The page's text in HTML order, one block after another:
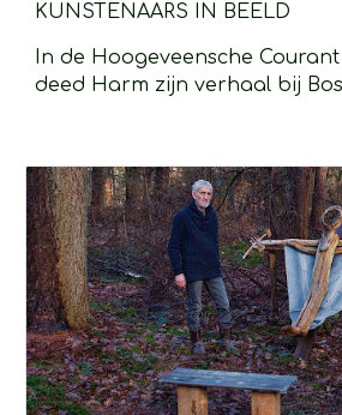
KUNSTENAARS IN BEELD
In de Hoogeveensche
deed Harm zijn verhaal bij